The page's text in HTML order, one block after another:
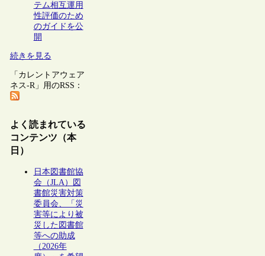
テム相互運用
性評価のため
のガイドを公
開
続きを見る
「カレントアウェア
ネス-R」用のRSS：
よく読まれている
コンテンツ（本
日）
日本図書館協
会（JLA）図
書館災害対策
委員会、「災
害等により被
災した図書館
等への助成
（2026年